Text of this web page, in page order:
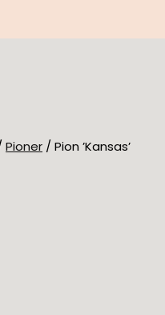
Pioner / Pion ’Kansas’